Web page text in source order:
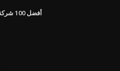
أفضل 100 شركة نفط في الولايات المتحدة الأمريكية